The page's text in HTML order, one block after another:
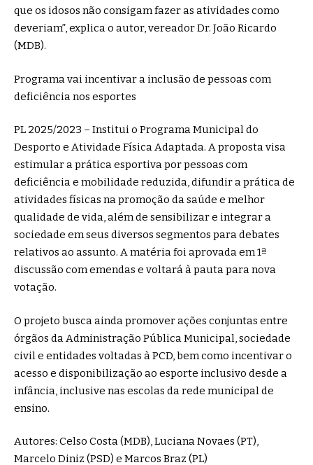
que os idosos não consigam fazer as atividades como
deveriam”, explica o autor, vereador Dr. João Ricardo
(MDB).
Programa vai incentivar a inclusão de pessoas com
deficiência nos esportes
PL 2025/2023 – Institui o Programa Municipal do
Desporto e Atividade Física Adaptada. A proposta visa
estimular a prática esportiva por pessoas com
deficiência e mobilidade reduzida, difundir a prática de
atividades físicas na promoção da saúde e melhor
qualidade de vida, além de sensibilizar e integrar a
sociedade em seus diversos segmentos para debates
relativos ao assunto. A matéria foi aprovada em 1ª
discussão com emendas e voltará à pauta para nova
votação.
O projeto busca ainda promover ações conjuntas entre
órgãos da Administração Pública Municipal, sociedade
civil e entidades voltadas à PCD, bem como incentivar o
acesso e disponibilização ao esporte inclusivo desde a
infância, inclusive nas escolas da rede municipal de
ensino.
Autores: Celso Costa (MDB), Luciana Novaes (PT),
Marcelo Diniz (PSD) e Marcos Braz (PL)